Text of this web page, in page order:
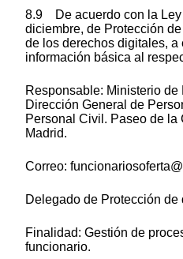
8.9 De acuerdo con la Ley
diciembre, de Protección
de los derechos digitales,
información básica al
Responsable: Ministerio
Dirección General de
Personal Civil. Paseo de la
Madrid.
Correo:
Delegado de Protección de
Finalidad: Gestión de
funcionario.